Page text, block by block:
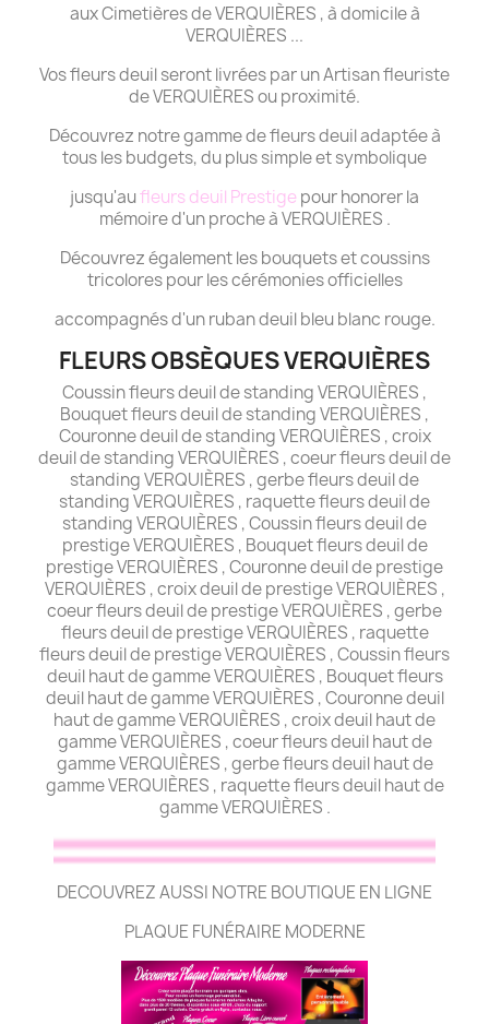
aux Cimetières de VERQUIÈRES , à domicile à
VERQUIÈRES ...
Vos fleurs deuil seront livrées par un Artisan fleuriste
de VERQUIÈRES ou proximité.
Découvrez notre gamme de fleurs deuil adaptée à
tous les budgets, du plus simple et symbolique
jusqu'aufleurs deuil Prestigepour honorer la
mémoire d'un proche à VERQUIÈRES .
Découvrez également les bouquets et coussins
tricolores pour les cérémonies officielles
accompagnés d'un ruban deuil bleu blanc rouge.
FLEURS OBSÈQUES VERQUIÈRES
Coussin fleurs deuil de standing VERQUIÈRES ,
Bouquet fleurs deuil de standing VERQUIÈRES ,
Couronne deuil de standing VERQUIÈRES , croix
deuil de standing VERQUIÈRES , coeur fleurs deuil de
standing VERQUIÈRES , gerbe fleurs deuil de
standing VERQUIÈRES , raquette fleurs deuil de
standing VERQUIÈRES , Coussin fleurs deuil de
prestige VERQUIÈRES , Bouquet fleurs deuil de
prestige VERQUIÈRES , Couronne deuil de prestige
VERQUIÈRES , croix deuil de prestige VERQUIÈRES ,
coeur fleurs deuil de prestige VERQUIÈRES , gerbe
fleurs deuil de prestige VERQUIÈRES , raquette
fleurs deuil de prestige VERQUIÈRES , Coussin fleurs
deuil haut de gamme VERQUIÈRES , Bouquet fleurs
deuil haut de gamme VERQUIÈRES , Couronne deuil
haut de gamme VERQUIÈRES , croix deuil haut de
gamme VERQUIÈRES , coeur fleurs deuil haut de
gamme VERQUIÈRES , gerbe fleurs deuil haut de
gamme VERQUIÈRES , raquette fleurs deuil haut de
gamme VERQUIÈRES .
DECOUVREZ AUSSI NOTRE BOUTIQUE EN LIGNE
PLAQUE FUNÉRAIRE MODERNE